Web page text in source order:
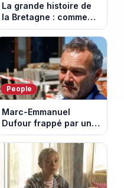
La grande histoire de
la Bretagne : comment
les Bretons ont
défendu leur culture
au fil des décennies
People
Marc-Emmanuel
Dufour frappé par un
terrible incendie : son
chalet part en fumée